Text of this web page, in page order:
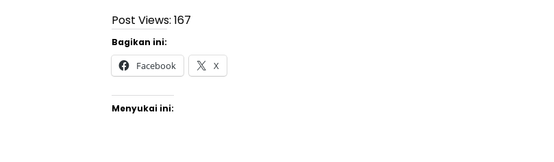
Post Views: 167
Bagikan ini:
Facebook X
Menyukai ini: